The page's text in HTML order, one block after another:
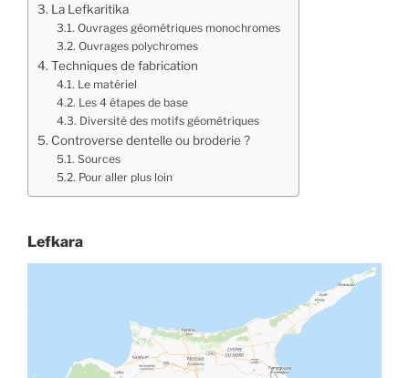
La Lefkaritika
Ouvrages géométriques monochromes
Ouvrages polychromes
Techniques de fabrication
Le matériel
Les 4 étapes de base
Diversité des motifs géométriques
Controverse dentelle ou broderie ?
Sources
Pour aller plus loin
Lefkara